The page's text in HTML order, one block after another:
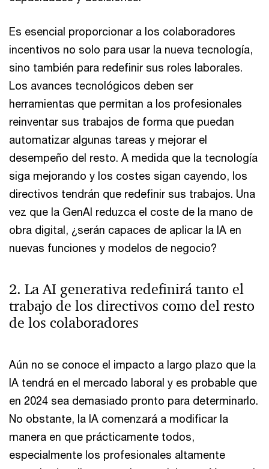
Es esencial proporcionar a los colaboradores
incentivos no solo para usar la nueva tecnología,
sino también para redefinir sus roles laborales.
Los avances tecnológicos deben ser
herramientas que permitan a los profesionales
reinventar sus trabajos de forma que puedan
automatizar algunas tareas y mejorar el
desempeño del resto. A medida que la tecnología
siga mejorando y los costes sigan cayendo, los
directivos tendrán que redefinir sus trabajos. Una
vez que la GenAI reduzca el coste de la mano de
obra digital, ¿serán capaces de aplicar la IA en
nuevas funciones y modelos de negocio?
2. La AI generativa redefinirá tanto el
trabajo de los directivos como del resto
de los colaboradores
Aún no se conoce el impacto a largo plazo que la
IA tendrá en el mercado laboral y es probable que
en 2024 sea demasiado pronto para determinarlo.
No obstante, la IA comenzará a modificar la
manera en que prácticamente todos,
especialmente los profesionales altamente